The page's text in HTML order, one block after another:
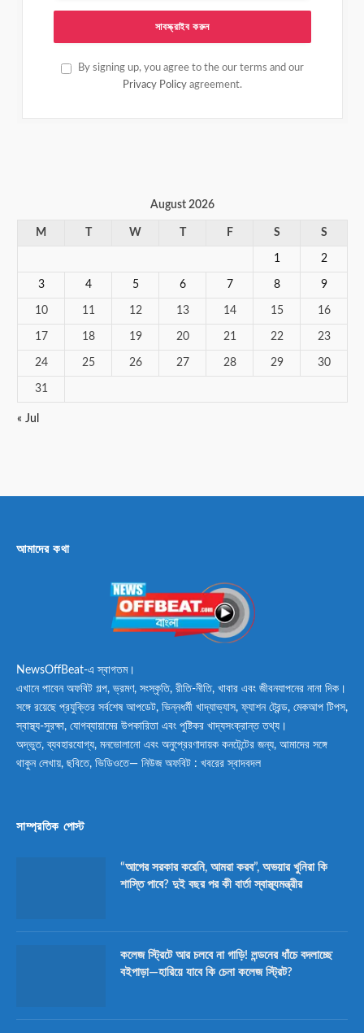
By signing up, you agree to the our terms and our
Privacy Policy agreement.
August 2026
M T W T F S S
1 2
3 4 5 6 7 8 9
10 11 12 13 14 15 16
17 18 19 20 21 22 23
24 25 26 27 28 29 30
31
« Jul
আমাদের কথা
NewsOffBeat-এ স্বাগতম।
এখানে পাবেন অফবিট গল্প, ভ্রমণ, সংস্কৃতি, রীতি-নীতি, খাবার এবং জীবনযাপনের নানা দিক।
সঙ্গে রয়েছে প্রযুক্তির সর্বশেষ আপডেট, ভিন্নধর্মী খাদ্যাভ্যাস, ফ্যাশন ট্রেন্ড, মেকআপ টিপস,
স্বাস্থ্য-সুরক্ষা, যোগব্যায়ামের উপকারিতা এবং পুষ্টিকর খাদ্যসংক্রান্ত তথ্য।
অদ্ভুত, ব্যবহারযোগ্য, মনভোলানো এবং অনুপ্রেরণাদায়ক কনটেন্টের জন্য, আমাদের সঙ্গে
থাকুন লেখায়, ছবিতে, ভিডিওতে— নিউজ অফবিট : খবরের স্বাদবদল
সাম্প্রতিক পোস্ট
“আগের সরকার করেনি, আমরা করব”, অভয়ার খুনিরা কি
শাস্তি পাবে? দুই বছর পর কী বার্তা স্বাস্থ্যমন্ত্রীর
কলেজ স্ট্রিটে আর চলবে না গাড়ি! লন্ডনের ধাঁচে বদলাচ্ছে
বইপাড়া—হারিয়ে যাবে কি চেনা কলেজ স্ট্রিট?